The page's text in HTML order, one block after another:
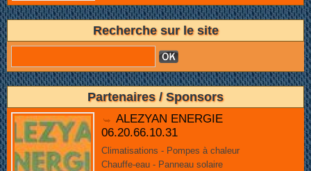
Recherche sur le site
Partenaires / Sponsors
ALEZYAN ENERGIE
06.20.66.10.31
Climatisations - Pompes à chaleur
Chauffe-eau - Panneau solaire